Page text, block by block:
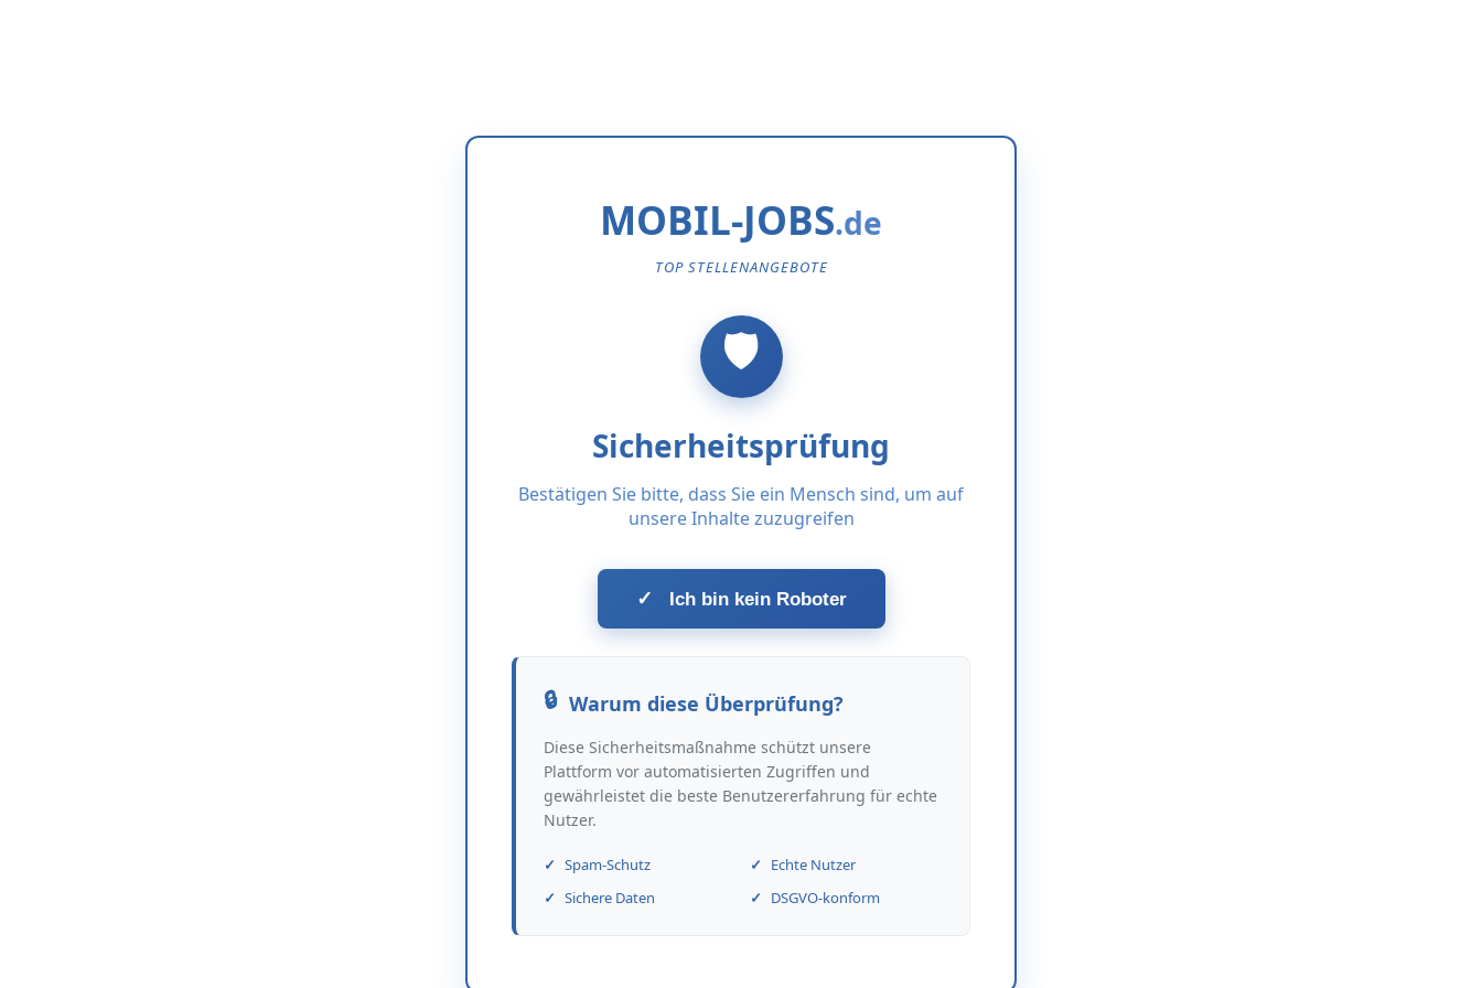
MOBIL-JOBS
TOP STELLENANGEBOTE
Sicherheitsprüfung
Bestätigen Sie bitte, dass Sie ein Mensch sind, um auf
unsere Inhalte zuzugreifen
✓ Ich bin kein Roboter
Warum diese Überprüfung?
Diese Sicherheitsmaßnahme schützt unsere
Plattform vor automatisierten Zugriffen und
gewährleistet die beste Benutzererfahrung für echte
Nutzer.
Spam-Schutz
Echte Nutzer
Sichere Daten
DSGVO-konform